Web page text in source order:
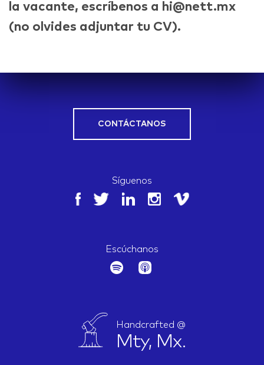
la vacante, escríbenos a hi@nett.mx
(no olvides adjuntar tu CV).
CONTÁCTANOS
Síguenos
Escúchanos
Handcrafted @
Mty, Mx.